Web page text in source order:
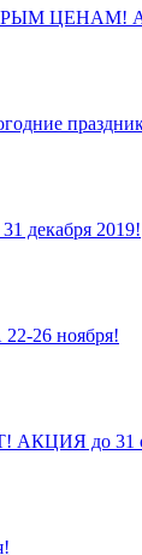
ЦЕНАМ!
декабря 2019!
26 ноября!
до 31